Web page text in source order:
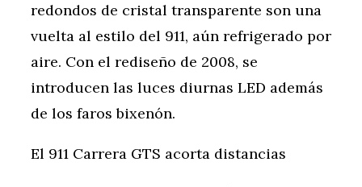
redondos de cristal transparente son una
vuelta al estilo del 911, aún refrigerado por
aire. Con el rediseño de 2008, se
introducen las luces diurnas LED además
de los faros bixenón.
El 911 Carrera GTS acorta distancias